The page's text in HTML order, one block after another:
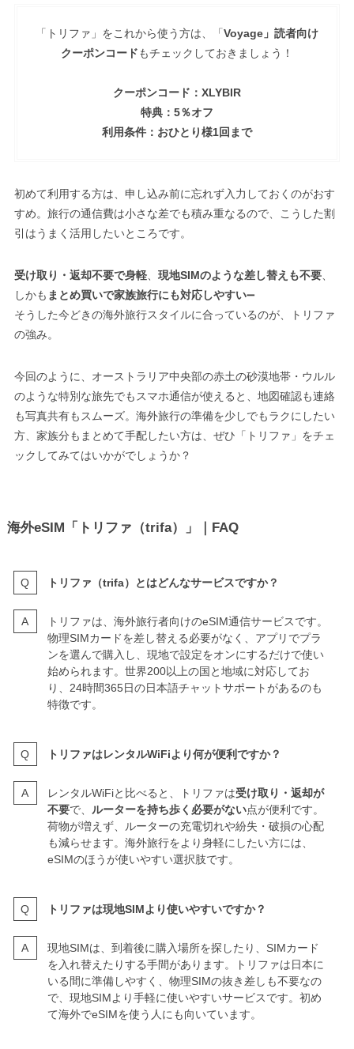
「トリファ」をこれから使う方は、「Voyage」読者向け
クーポンコードもチェックしておきましょう！
クーポンコード：XLYBIR
特典：5％オフ
利用条件：おひとり様1回まで
初めて利用する方は、申し込み前に忘れず入力しておくのがおす
すめ。旅行の通信費は小さな差でも積み重なるので、こうした割
引はうまく活用したいところです。
受け取り・返却不要で身軽、 現地SIMのような差し替えも不要、
しかも まとめ買いで家族旅行にも対応しやすい➖
そうした今どきの海外旅行スタイルに合っているのが、トリファ
の強み。
今回のように、オーストラリア中央部の赤土の砂漠地帯・ウルル
のような特別な旅先でもスマホ通信が使えると、地図確認も連絡
も写真共有もスムーズ。海外旅行の準備を少しでもラクにしたい
方、家族分もまとめて手配したい方は、ぜひ「トリファ」をチェ
ックしてみてはいかがでしょうか？
海外eSIM「 トリファ（trifa） 」｜FAQ
トリファ（trifa）とはどんなサービスですか？
トリファは、海外旅行者向けのeSIM通信サービスです。
物理SIMカードを差し替える必要がなく、アプリでプラ
ンを選んで購入し、現地で設定をオンにするだけで使い
始められます。世界200以上の国と地域に対応してお
り、24時間365日の日本語チャットサポートがあるのも
特徴です。
トリファはレンタルWiFiより何が便利ですか？
レンタルWiFiと比べると、トリファは受け取り・返却が
不要で、 ルーターを持ち歩く必要がない点が便利です。
荷物が増えず、ルーターの充電切れや紛失・破損の心配
も減らせます。海外旅行をより身軽にしたい方には、
eSIMのほうが使いやすい選択肢です。
トリファは現地SIMより使いやすいですか？
現地SIMは、到着後に購入場所を探したり、SIMカード
を入れ替えたりする手間があります。トリファは日本に
いる間に準備しやすく、物理SIMの抜き差しも不要なの
で、現地SIMより手軽に使いやすいサービスです。初め
て海外でeSIMを使う人にも向いています。